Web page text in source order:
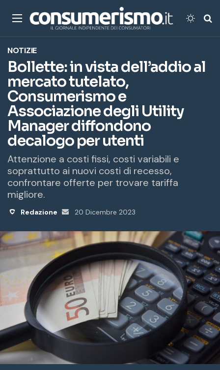
Menu
NOTIZIE
Bollette: in vista dell’addio al
mercato tutelato,
Consumerismo e
Associazione degli Utility
Manager diffondono
decalogo per utenti
Attenzione a costi fissi, costi variabili e
soprattutto ai nuovi costi di recesso,
confrontare offerte per trovare tariffa
migliore.
Redazione
Invia
20 Dicembre 2023